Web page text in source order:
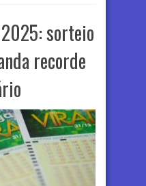
sorteio
recorde